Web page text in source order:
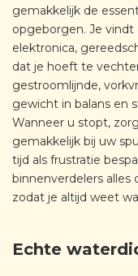
gemakkelijk de
opgeborgen. Je
elektronica,
dat je hoeft te
gestroomlijnde,
gewicht in balans en
Wanneer u stopt,
gemakkelijk bij uw
tijd als frustratie
binnenverdelers alles
zodat je altijd weet
Echte